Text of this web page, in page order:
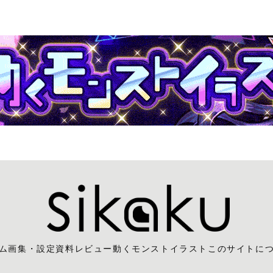
画集・設定資料レビュー動くモンストイラスト このサイトに